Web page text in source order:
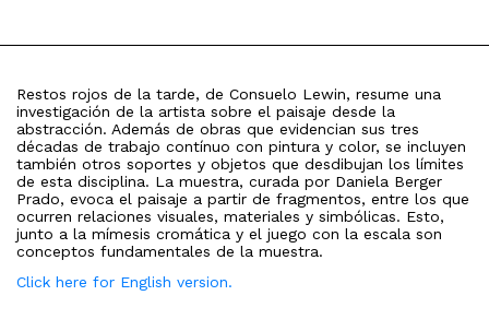
Restos rojos de la tarde, de Consuelo Lewin, resume una
investigación de la artista sobre el paisaje desde la
abstracción. Además de obras que evidencian sus tres
décadas de trabajo contínuo con pintura y color, se incluyen
también otros soportes y objetos que desdibujan los límites
de esta disciplina. La muestra, curada por Daniela Berger
Prado, evoca el paisaje a partir de fragmentos, entre los que
ocurren relaciones visuales, materiales y simbólicas. Esto,
junto a la mímesis cromática y el juego con la escala son
conceptos fundamentales de la muestra.
Click here for English version.